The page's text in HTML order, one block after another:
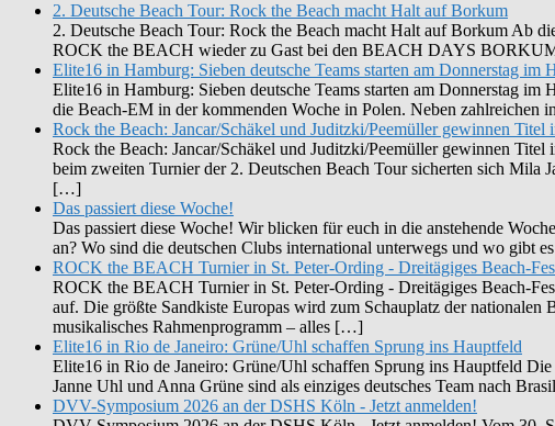
2. Deutsche Beach Tour: Rock the Beach macht Halt auf Borkum
2. Deutsche Beach Tour: Rock the Beach macht Halt auf Borkum Ab
ROCK the BEACH wieder zu Gast bei den BEACH DAYS
Elite16 in Hamburg: Sieben deutsche Teams starten am Donnerstag im
Elite16 in Hamburg: Sieben deutsche Teams starten am Donnerstag
die Beach-EM in der kommenden Woche in Polen. Neben zahlreichen
Rock the Beach: Jancar/Schäkel und Juditzki/Peemüller gewinnen Titel
Rock the Beach: Jancar/Schäkel und Juditzki/Peemüller gewinnen
beim zweiten Turnier der 2. Deutschen Beach Tour sicherten sich Mila
[…]
Das passiert diese Woche!
Das passiert diese Woche! Wir blicken für euch in die anstehende
an? Wo sind die deutschen Clubs international unterwegs und wo gibt
ROCK the BEACH Turnier in St. Peter-Ording - Dreitägiges Beach-
ROCK the BEACH Turnier in St. Peter-Ording - Dreitägiges Beach-
auf. Die größte Sandkiste Europas wird zum Schauplatz der
musikalisches Rahmenprogramm – alles […]
Elite16 in Rio de Janeiro: Grüne/Uhl schaffen Sprung ins Hauptfeld
Elite16 in Rio de Janeiro: Grüne/Uhl schaffen Sprung ins Hauptfeld
Janne Uhl und Anna Grüne sind als einziges deutsches Team nach
DVV-Symposium 2026 an der DSHS Köln - Jetzt anmelden!